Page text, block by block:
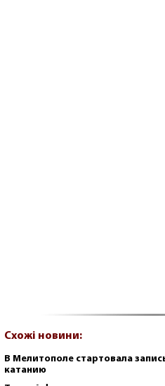
Схожі новини:
В Мелитополе стартовала
катанию